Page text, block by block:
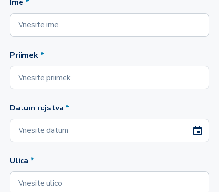
Ime *
Priimek *
Datum rojstva *
Ulica *